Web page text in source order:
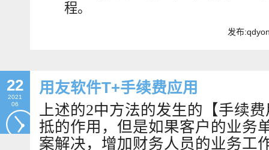
程。
发布
22
2021
06
用友软件T+手续费应用
上述的2中方法的发生的【手续
抵的作用，但是如果客户的业务
案解决，增加财务人员的业务工